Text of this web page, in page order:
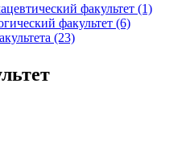
факультет (1)
факультет (6)
(23)